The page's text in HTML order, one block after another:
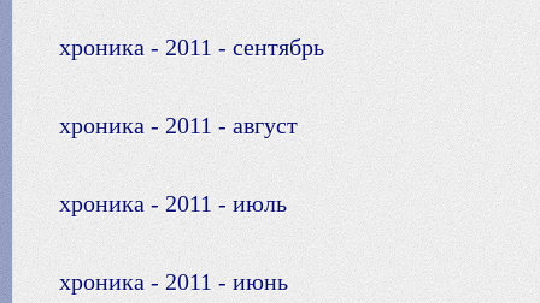
хроника - 2011 - сентябрь
хроника - 2011 - август
хроника - 2011 - июль
хроника - 2011 - июнь